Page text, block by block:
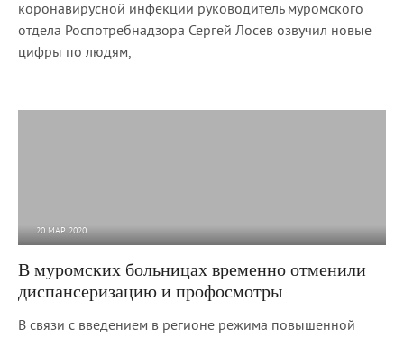
коронавирусной инфекции руководитель муромского
отдела Роспотребнадзора Сергей Лосев озвучил новые
цифры по людям,
20 МАР 2020
В муромских больницах временно отменили
диспансеризацию и профосмотры
В связи с введением в регионе режима повышенной